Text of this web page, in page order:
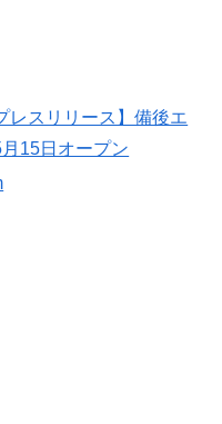
レスリリース】備後エ
15日オープン